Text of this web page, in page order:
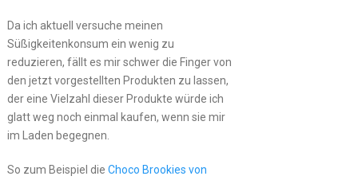
Da ich aktuell versuche meinen
Süßigkeitenkonsum ein wenig zu
reduzieren, fällt es mir schwer die Finger von
den jetzt vorgestellten Produkten zu lassen,
der eine Vielzahl dieser Produkte würde ich
glatt weg noch einmal kaufen, wenn sie mir
im Laden begegnen.
So zum Beispiel die Choco Brookies von